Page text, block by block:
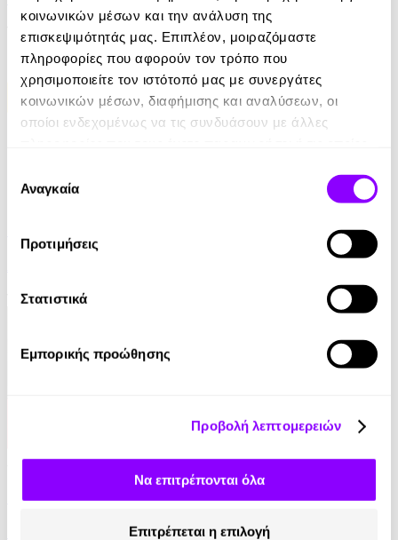
κοινωνικών μέσων και την ανάλυση της
επισκεψιμότητάς μας. Επιπλέον, μοιραζόμαστε
πληροφορίες που αφορούν τον τρόπο που
χρησιμοποιείτε τον ιστότοπό μας με συνεργάτες
κοινωνικών μέσων, διαφήμισης και αναλύσεων, οι
οποίοι ενδεχομένως να τις συνδυάσουν με άλλες
των υπηρεσιών τους.
συγκατάθεσης
Αναγκαία
Προτιμήσεις
Στατιστικά
Εμπορικής προώθησης
Προβολή λεπτομερειών
Να επιτρέπονται όλα
Επιτρέπεται η επιλογή
11.99€
eBook
14.99€
Audiobook • 1 Credit
Το Βιβλίο του Τσαγιού